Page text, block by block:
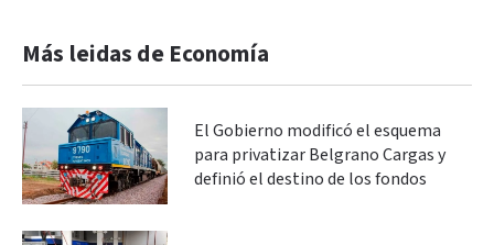
Más leidas de Economía
El Gobierno modificó el esquema
para privatizar Belgrano Cargas y
definió el destino de los fondos